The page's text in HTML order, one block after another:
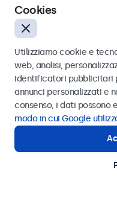
Dimensioni esterne: 560
€ 499,00
Visualizza
Oppure
Contatta i nostri esperti
Cookies
Utilizziamo cookie e
web, analisi,
identificatori pubblicitari
annunci personalizzati e
consenso, i dati possono
modo in cui Google